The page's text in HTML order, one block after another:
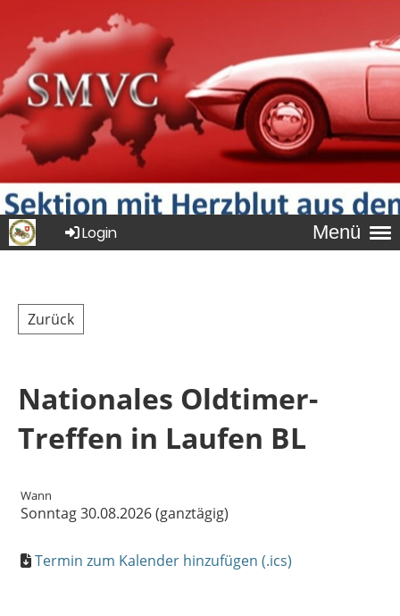
Menü
Login
Zurück
Nationales Oldtimer-
Treffen in Laufen BL
Wann
Sonntag 30.08.2026 (ganztägig)
Termin zum Kalender hinzufügen (.ics)